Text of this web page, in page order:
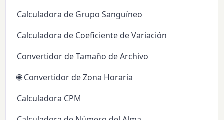
Calculadora de Grupo Sanguíneo
Calculadora de Coeficiente de Variación
Convertidor de Tamaño de Archivo
🌐 Convertidor de Zona Horaria
Calculadora CPM